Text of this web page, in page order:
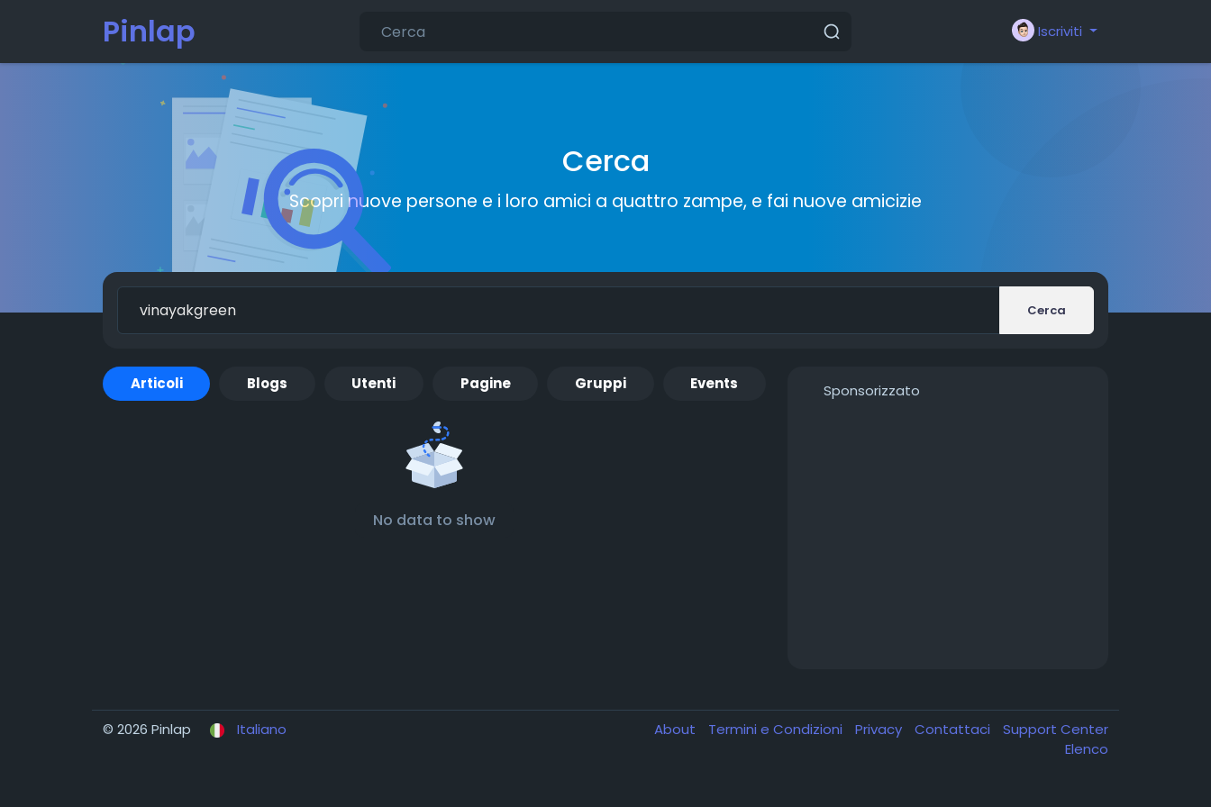
Pinlap Iscriviti
Cerca
Scopri nuove persone e i loro amici a quattro zampe, e fai nuove amicizie
Cerca
Articoli Blogs Utenti Pagine Gruppi Events
No data to show
Sponsorizzato
© 2026 Pinlap Italiano About Termini e Condizioni Privacy Contattaci
Support Center
Elenco